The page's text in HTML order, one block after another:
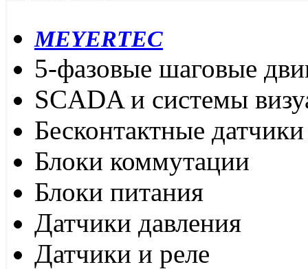
MEYERTEC
5-фазовые шаговые
SCADA и системы
Бесконтактные датчики
Блоки коммутации
Блоки питания
Датчики давления
Датчики и реле